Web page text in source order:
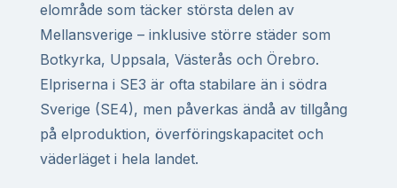
elområde som täcker största delen av
Mellansverige – inklusive större städer som
Botkyrka, Uppsala, Västerås och Örebro.
Elpriserna i SE3 är ofta stabilare än i södra
Sverige (SE4), men påverkas ändå av tillgång
på elproduktion, överföringskapacitet och
väderläget i hela landet.